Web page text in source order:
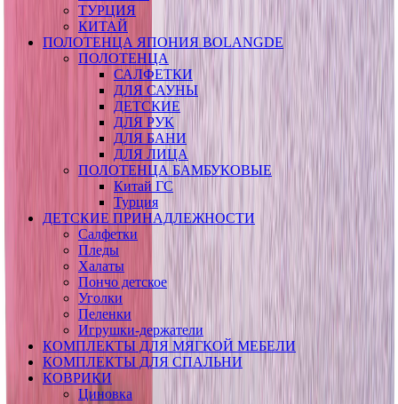
ТУРЦИЯ
КИТАЙ
ПОЛОТЕНЦА ЯПОНИЯ BOLANGDE
ПОЛОТЕНЦА
САЛФЕТКИ
ДЛЯ САУНЫ
ДЕТСКИЕ
ДЛЯ РУК
ДЛЯ БАНИ
ДЛЯ ЛИЦА
ПОЛОТЕНЦА БАМБУКОВЫЕ
Китай ГС
Турция
ДЕТСКИЕ ПРИНАДЛЕЖНОСТИ
Салфетки
Пледы
Халаты
Пончо детское
Уголки
Пеленки
Игрушки-держатели
КОМПЛЕКТЫ ДЛЯ МЯГКОЙ МЕБЕЛИ
КОМПЛЕКТЫ ДЛЯ СПАЛЬНИ
КОВРИКИ
Циновка